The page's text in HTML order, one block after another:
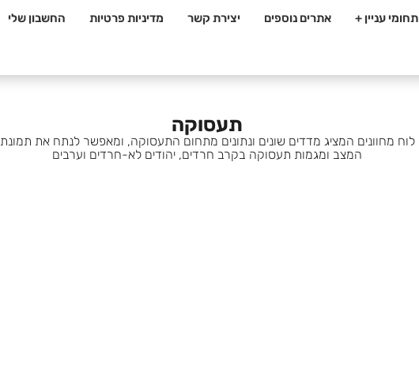
תחומי עניין + אתרים נוספים יצירת קשר מדיניות פרטיות החשבון שלי
תעסוקה
לוח מחוונים המציג מדדים שונים ונתונים מתחום התעסוקה, ומאפשר לנתח את תמונת
המצב ומגמות תעסוקה בקרב חרדים, יהודים לא-חרדים וערבים